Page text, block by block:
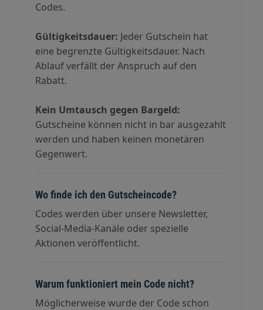
Codes.
Gültigkeitsdauer: Jeder Gutschein hat
eine begrenzte Gültigkeitsdauer. Nach
Ablauf verfällt der Anspruch auf den
Rabatt.
Kein Umtausch gegen Bargeld:
Gutscheine können nicht in bar ausgezahlt
werden und haben keinen monetären
Gegenwert.
Wo finde ich den Gutscheincode?
Codes werden über unsere Newsletter,
Social-Media-Kanäle oder spezielle
Aktionen veröffentlicht.
Warum funktioniert mein Code nicht?
Möglicherweise wurde der Code schon